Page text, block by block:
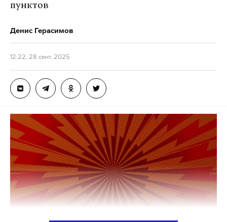
пунктов
Денис Герасимов
12:22, 28 сент. 2025